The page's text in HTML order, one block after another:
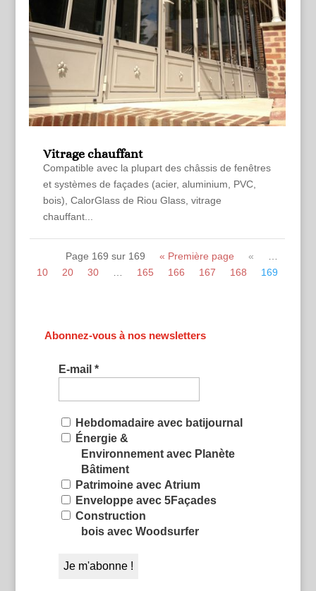
Vitrage chauffant
Compatible avec la plupart des châssis de fenêtres
et systèmes de façades (acier, aluminium, PVC,
bois), CalorGlass de Riou Glass, vitrage
chauffant...
Page 169 sur 169 « Première page «
…
10
20 30 … 165 166 167 168 169
Abonnez-vous à nos newsletters
E-mail *
Hebdomadaire avec batijournal
Énergie &
Environnement avec Planète
Bâtiment
Patrimoine avec Atrium
Enveloppe avec 5Façades
Construction
bois avec Woodsurfer